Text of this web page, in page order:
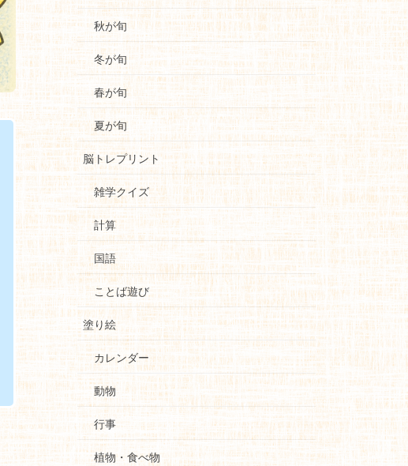
秋が旬
冬が旬
春が旬
夏が旬
脳トレプリント
雑学クイズ
計算
国語
ことば遊び
塗り絵
カレンダー
動物
行事
植物・食べ物